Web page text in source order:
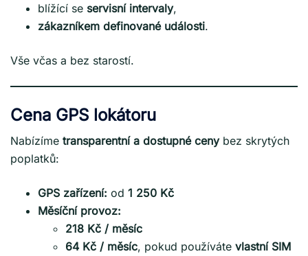
blížící se servisní intervaly,
zákazníkem definované události.
Vše včas a bez starostí.
Cena GPS lokátoru
Nabízíme transparentní a dostupné cenybez skrytých
poplatků:
GPS zařízení: od 1 250 Kč
Měsíční provoz:
218 Kč / měsíc
64 Kč / měsíc, pokud používáte vlastní SIM